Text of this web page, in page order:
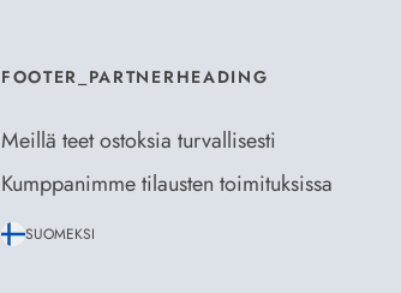
FOOTER_PARTNERHEADING
Meillä teet ostoksia turvallisesti
Kumppanimme tilausten toimituksissa
SUOMEKSI